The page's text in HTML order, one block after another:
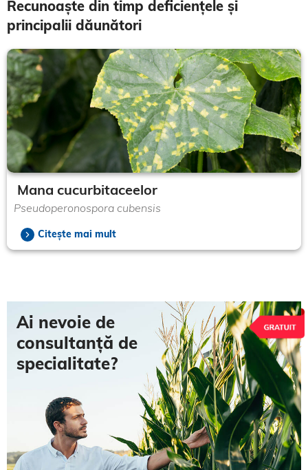
Recunoaște din timp deficiențele și
principalii dăunători
Mana cucurbitaceelor
Pseudoperonospora cubensis
Citește mai mult
Ai nevoie de
consultanță de
specialitate?